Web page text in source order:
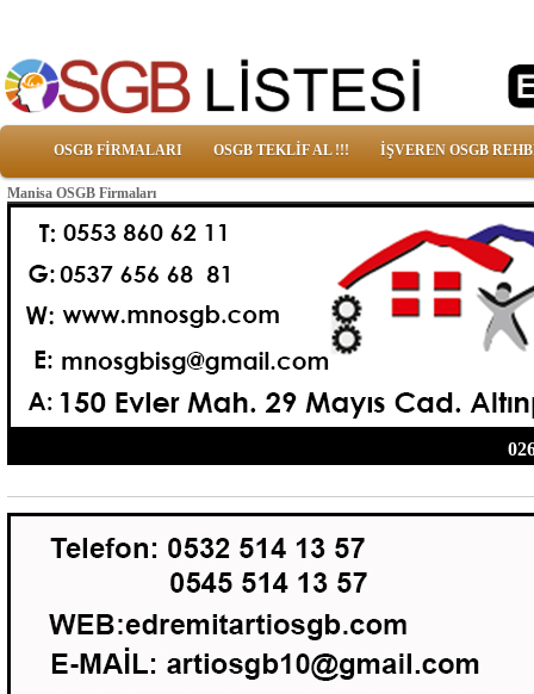
OSGB FİRMALARI OSGB TEKLİF AL !!! İŞVEREN OSGB
Manisa OSGB Firmaları